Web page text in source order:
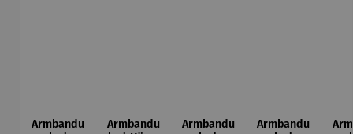
Armbandu
Armbandu
Armbandu
Armbandu